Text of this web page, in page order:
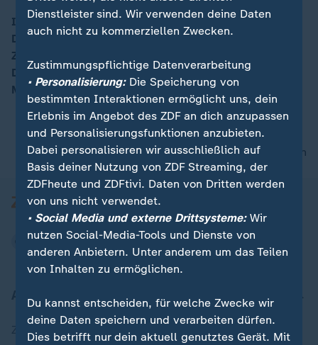
In Frankfurt am Main beginnt heute der zweitägige
Digitalgipfel der Bundesregierung. Neben zahlreichen
Zukunftsthemen werden auch die
Digitalisierungsbemühungen der Ampel diskutiert.
Mehr als 1.000 Teilnehmende werden erwartet.
nach oben
Aktuell bei ZDFheute
Zuletzt veröffentlicht
Dienstleister sind. Wir verwenden deine Daten
auch nicht zu kommerziellen Zwecken.
Zustimmungspflichtige Datenverarbeitung
• Personalisierung:Die Speicherung von
bestimmten Interaktionen ermöglicht uns, dein
Erlebnis im Angebot des ZDF an dich anzupassen
und Personalisierungsfunktionen anzubieten.
Dabei personalisieren wir ausschließlich auf
Basis deiner Nutzung von ZDF Streaming, der
ZDFheute und ZDFtivi. Daten von Dritten werden
von uns nicht verwendet.
• Social Media und externe Drittsysteme:Wir
nutzen Social-Media-Tools und Dienste von
anderen Anbietern. Unter anderem um das Teilen
von Inhalten zu ermöglichen.
Du kannst entscheiden, für welche Zwecke wir
deine Daten speichern und verarbeiten dürfen.
Dies betrifft nur dein aktuell genutztes Gerät. Mit